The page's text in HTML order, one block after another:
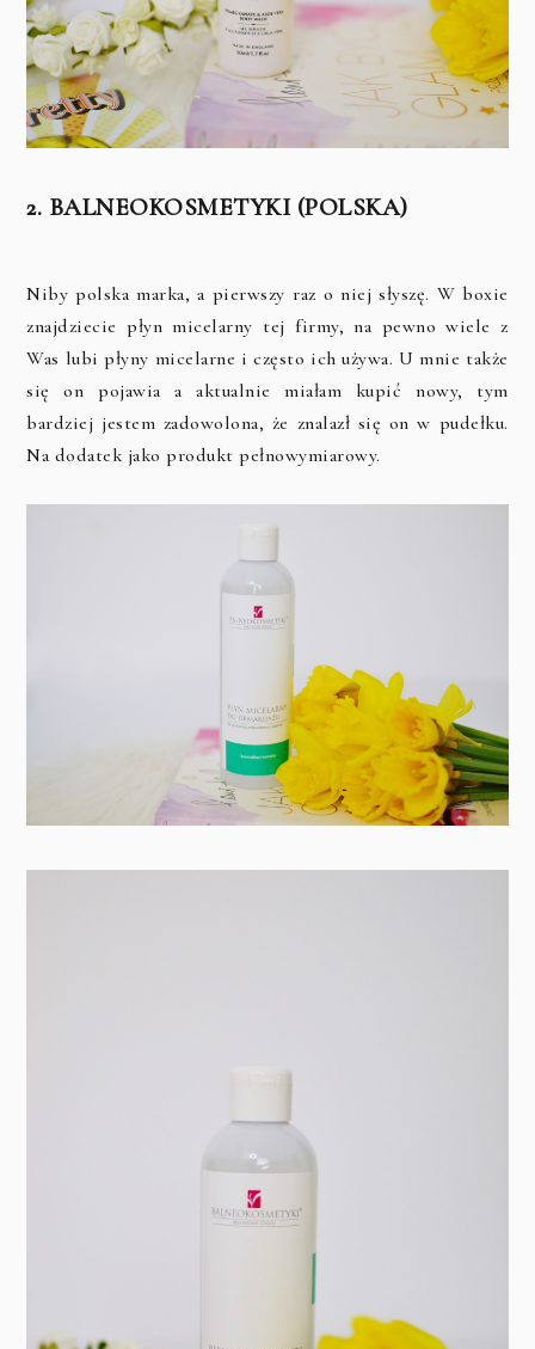
2. BALNEOKOSMETYKI (POLSKA)
Niby polska marka, a pierwszy raz o niej słyszę. W boxie
znajdziecie płyn micelarny tej firmy, na pewno wiele z
Was lubi płyny micelarne i często ich używa. U mnie także
się on pojawia a aktualnie miałam kupić nowy, tym
bardziej jestem zadowolona, że znalazł się on w pudełku.
Na dodatek jako produkt pełnowymiarowy.